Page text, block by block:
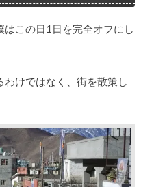
この日1日を完全オフにし
けではなく、街を散策し